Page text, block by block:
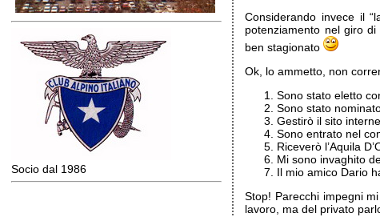
Socio dal 1986
Considerando invece il
potenziamento nel giro
ben stagionato
Ok, lo ammetto, non
Sono stato eletto
Sono stato
Gestirò il sito
Sono entrato nel
Riceverò l’Aquila
Mi sono invaghito
Il mio amico Dario
Stop! Parecchi impegni
lavoro, ma del privato